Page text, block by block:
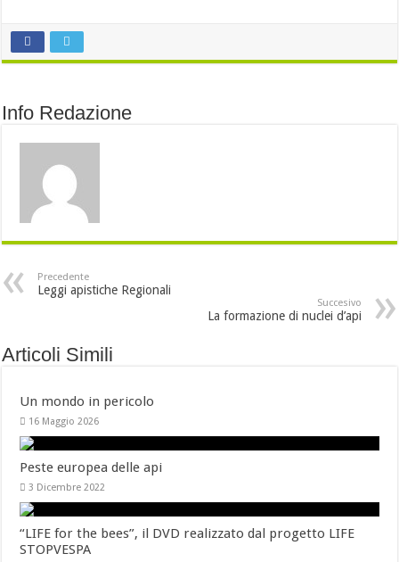
Info Redazione
Precedente
Leggi apistiche Regionali
Succesivo
La formazione di nuclei d’api
Articoli Simili
Un mondo in pericolo
16 Maggio 2026
Peste europea delle api
3 Dicembre 2022
“LIFE for the bees”, il DVD realizzato dal progetto LIFE
STOPVESPA